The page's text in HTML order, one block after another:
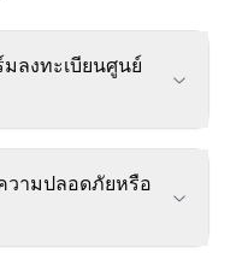
ลงทะเบียนศูนย์
ามปลอดภัยหรือ